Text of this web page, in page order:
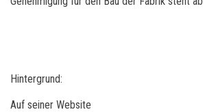
Hintergrund:
Auf seiner Website